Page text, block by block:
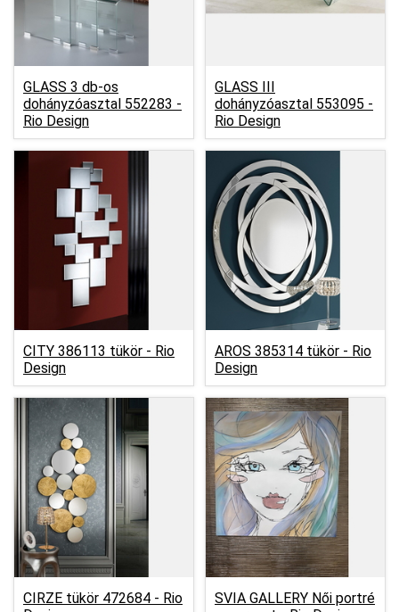
GLASS 3 db-os
dohányzóasztal 552283 -
Rio Design
GLASS III
dohányzóasztal 553095 -
Rio Design
CITY 386113 tükör - Rio
Design
AROS 385314 tükör - Rio
Design
CIRZE tükör 472684 - Rio
SVIA GALLERY Női portré